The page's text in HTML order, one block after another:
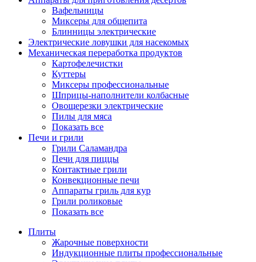
Вафельницы
Миксеры для общепита
Блинницы электрические
Электрические ловушки для насекомых
Механическая переработка продуктов
Картофелечистки
Куттеры
Миксеры профессиональные
Шприцы-наполнители колбасные
Овощерезки электрические
Пилы для мяса
Показать все
Печи и грили
Грили Саламандра
Печи для пиццы
Контактные грили
Конвекционные печи
Аппараты гриль для кур
Грили роликовые
Показать все
Плиты
Жарочные поверхности
Индукционные плиты профессиональные